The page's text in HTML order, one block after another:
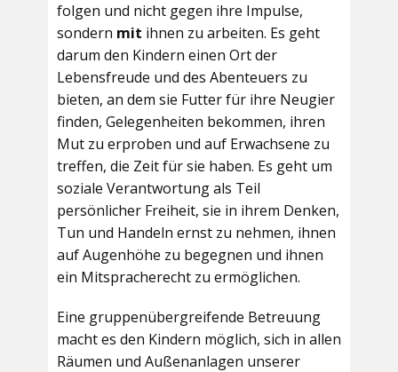
folgen und nicht gegen ihre Impulse,
sondern mit ihnen zu arbeiten. Es geht
darum den Kindern einen Ort der
Lebensfreude und des Abenteuers zu
bieten, an dem sie Futter für ihre Neugier
finden, Gelegenheiten bekommen, ihren
Mut zu erproben und auf Erwachsene zu
treffen, die Zeit für sie haben. Es geht um
soziale Verantwortung als Teil
persönlicher Freiheit, sie in ihrem Denken,
Tun und Handeln ernst zu nehmen, ihnen
auf Augenhöhe zu begegnen und ihnen
ein Mitspracherecht zu ermöglichen.
Eine gruppenübergreifende Betreuung
macht es den Kindern möglich, sich in allen
Räumen und Außenanlagen unserer